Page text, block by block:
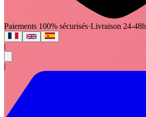
Paiements 100% sécurisés·Livraison 24-48h
|
|